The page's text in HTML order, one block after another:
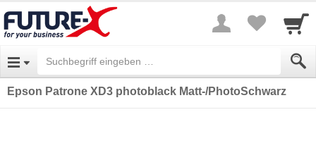
Epson Patrone XD3 photoblack Matt-/PhotoSchwarz